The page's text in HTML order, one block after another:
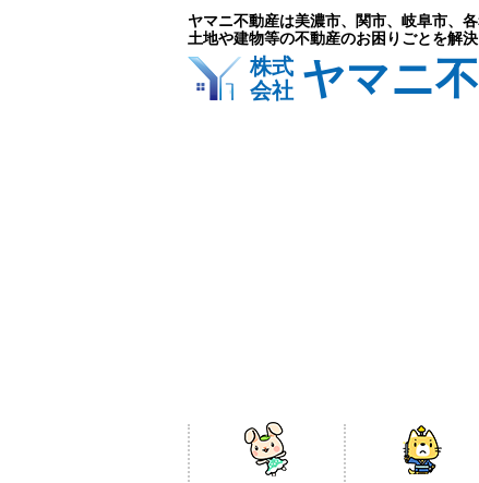
ヤマニ不動産は美濃市、関市、岐阜市、
土地や建物等の不動産のお困りごとを解決
株式
会社 ヤマニ